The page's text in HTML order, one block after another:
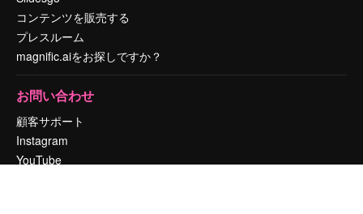
コンテンツを販売する
プレスルーム
magnific.aiをお探しですか？
お問い合わせ
顧客サポート
Instagram
YouTube